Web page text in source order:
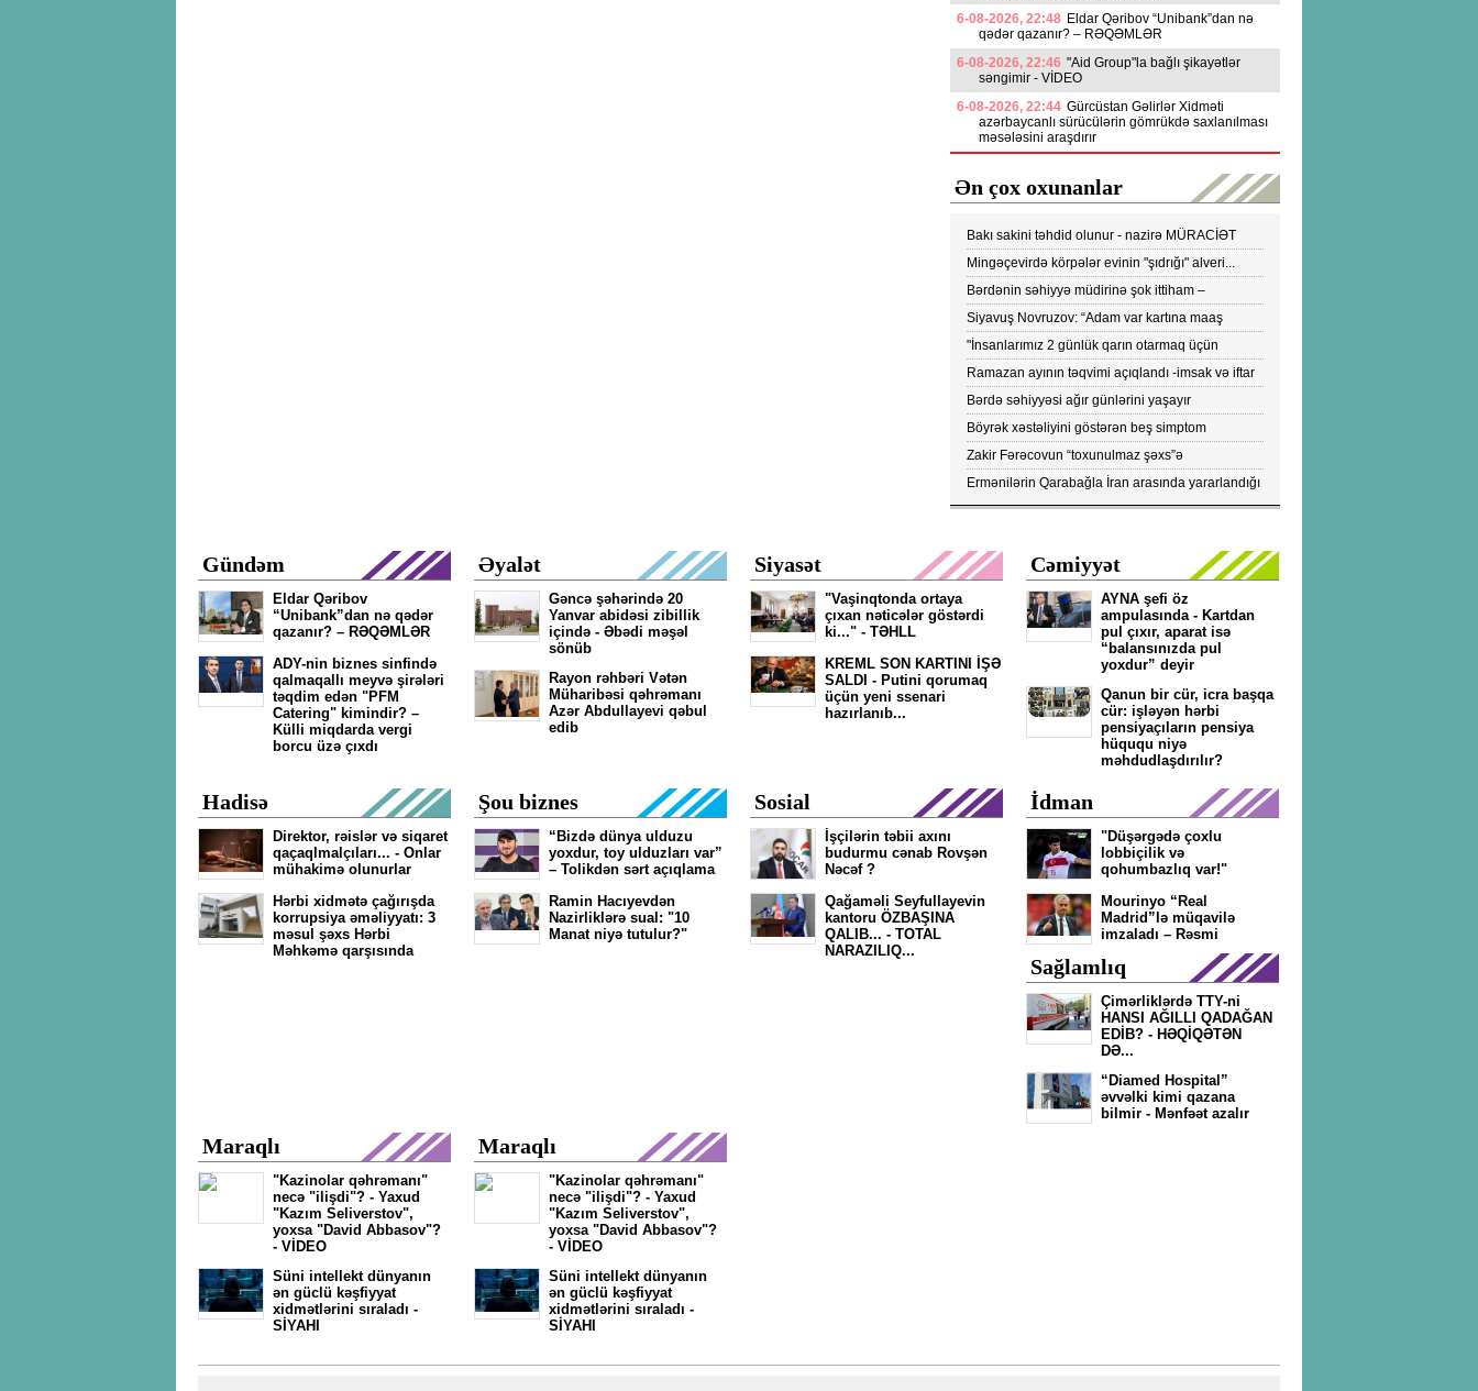
6-08-2026, 22:48 Eldar Qəribov “Unibank”dan nə
qədər qazanır? – RƏQƏMLƏR
6-08-2026, 22:46 "Aid Group"la bağlı şikayətlər
səngimir - VİDEO
6-08-2026, 22:44 Gürcüstan Gəlirlər Xidməti
azərbaycanlı sürücülərin gömrükdə saxlanılması
məsələsini araşdırır
Ən çox oxunanlar
Bakı sakini təhdid olunur - nazirə MÜRACİƏT
edildi
Mingəçevirdə körpələr evinin "şıdrığı" alveri...
VİDEO
Bərdənin səhiyyə müdirinə şok ittiham –
Koronavirusun yayılmasına səbəb olur-VİDEO
Siyavuş Novruzov: “Adam var kartına maaş
yüklənən kimi bankomatı qaçır ki, pulu çıxartsın”
"İnsanlarımız 2 günlük qarın otarmaq üçün
rayonlara axışırlar" - Fazil Mustafa
Ramazan ayının təqvimi açıqlandı -imsak və iftar
vaxtları
Bərdə səhiyyəsi ağır günlərini yaşayır
Böyrək xəstəliyini göstərən beş simptom
açıqlandı: DİQQƏTLƏ OXUYUN!
Zakir Fərəcovun “toxunulmaz şəxs”ə
çevrilməsinin kökündə nələr durub?- ŞOK
FAKTLAR/FOTOLAR
Ermənilərin Qarabağla İran arasında yararlandığı
Gündəm
Eldar Qəribov
“Unibank”dan nə qədər
qazanır? – RƏQƏMLƏR
ADY-nin biznes sinfində
qalmaqallı meyvə şirələri
təqdim edən "PFM
Catering" kimindir? –
Külli miqdarda vergi
borcu üzə çıxdı
Əyalət
Gəncə şəhərində 20
Yanvar abidəsi zibillik
içində - Əbədi məşəl
sönüb
Rayon rəhbəri Vətən
Müharibəsi qəhrəmanı
Azər Abdullayevi qəbul
edib
Siyasət
"Vaşinqtonda ortaya
çıxan nəticələr göstərdi
ki..." - TƏHLL
KREML SON KARTINI İŞƏ
SALDI - Putini qorumaq
üçün yeni ssenari
hazırlanıb...
Cəmiyyət
AYNA şefi öz
ampulasında - Kartdan
pul çıxır, aparat isə
“balansınızda pul
yoxdur” deyir
Qanun bir cür, icra başqa
cür: işləyən hərbi
pensiyaçıların pensiya
hüququ niyə
məhdudlaşdırılır?
Hadisə
Direktor, rəislər və siqaret
qaçaqlmalçıları... - Onlar
mühakimə olunurlar
Hərbi xidmətə çağırışda
korrupsiya əməliyyatı: 3
məsul şəxs Hərbi
Məhkəmə qarşısında
Şou biznes
“Bizdə dünya ulduzu
yoxdur, toy ulduzları var”
– Tolikdən sərt açıqlama
Ramin Hacıyevdən
Nazirliklərə sual: "10
Manat niyə tutulur?"
Sosial
İşçilərin təbii axını
budurmu cənab Rovşən
Nəcəf ?
Qağaməli Seyfullayevin
kantoru ÖZBAŞINA
QALIB... - TOTAL
NARAZILIQ...
İdman
"Düşərgədə çoxlu
lobbiçilik və
qohumbazlıq var!"
Mourinyo “Real
Madrid”lə müqavilə
imzaladı – Rəsmi
Sağlamlıq
Çimərliklərdə TTY-ni
HANSI AĞILLI QADAĞAN
EDİB? - HƏQİQƏTƏN
DƏ...
“Diamed Hospital”
əvvəlki kimi qazana
bilmir - Mənfəət azalır
Maraqlı
"Kazinolar qəhrəmanı"
necə "ilişdi"? - Yaxud
"Kazım Seliverstov",
yoxsa "David Abbasov"?
- VİDEO
Süni intellekt dünyanın
ən güclü kəşfiyyat
xidmətlərini sıraladı -
SİYAHI
Maraqlı
"Kazinolar qəhrəmanı"
necə "ilişdi"? - Yaxud
"Kazım Seliverstov",
yoxsa "David Abbasov"?
- VİDEO
Süni intellekt dünyanın
ən güclü kəşfiyyat
xidmətlərini sıraladı -
SİYAHI